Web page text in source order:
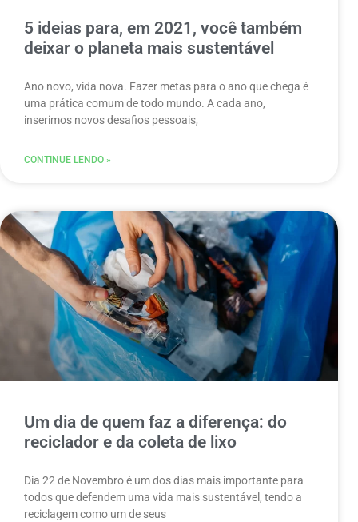
5 ideias para, em 2021, você também
deixar o planeta mais sustentável
Ano novo, vida nova. Fazer metas para o ano que chega é
uma prática comum de todo mundo. A cada ano,
inserimos novos desafios pessoais,
CONTINUE LENDO »
Um dia de quem faz a diferença: do
reciclador e da coleta de lixo
Dia 22 de Novembro é um dos dias mais importante para
todos que defendem uma vida mais sustentável, tendo a
reciclagem como um de seus